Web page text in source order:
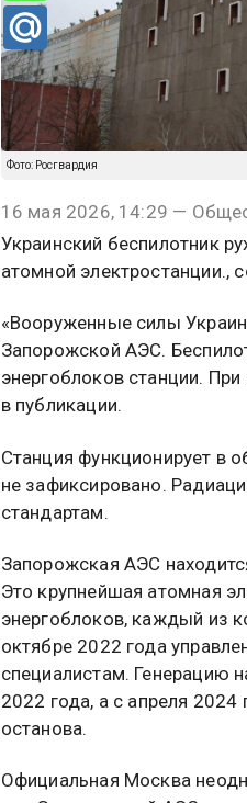
Фото: Росгвардия
16 мая 2026, 14:29 —
Украинский беспилотник
атомной
«Вооруженные силы
Запорожской АЭС.
энергоблоков станции.
в публикации.
Станция функционирует в
не зафиксировано.
стандартам.
Запорожская АЭС
Это крупнейшая атомная
энергоблоков, каждый из
октябре 2022 года
специалистам. Генерацию
2022 года, а с апреля
останова.
Официальная Москва